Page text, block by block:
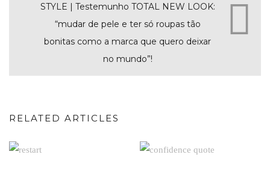
STYLE | Testemunho TOTAL NEW LOOK:
“mudar de pele e ter só roupas tão
bonitas como a marca que quero deixar
no mundo”!
RELATED ARTICLES